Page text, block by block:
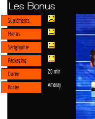
Les Bonus
Supléments
Menus
Sérigraphie
Packaging
Durée
20 min
Boitier Amaray